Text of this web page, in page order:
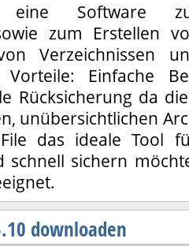
eine Software
zum Erstellen
Verzeichnissen
Einfache
Rücksicherung da
unübersichtlichen
das ideale Tool
schnell sichern
downloaden